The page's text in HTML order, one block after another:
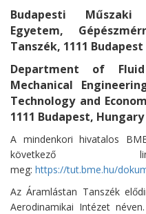
Budapesti Műszaki
Egyetem,
Tanszék, 1111
Department of
Mechanical
Technology and
1111 Budapest, Hungary
A mindenkori hivatalos
következő
meg: https://tut.bme.hu/
Az Áramlástan Tanszék
Aerodinamikai Intézet